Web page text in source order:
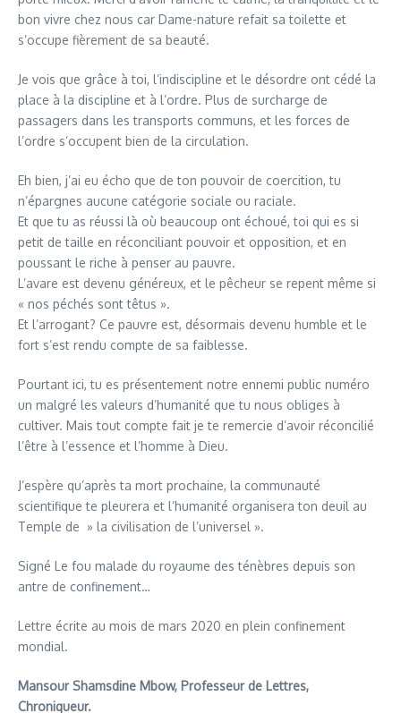
bon vivre chez nous car Dame-nature refait sa toilette et
s’occupe fièrement de sa beauté.
Je vois que grâce à toi, l’indiscipline et le désordre ont cédé la
place à la discipline et à l’ordre. Plus de surcharge de
passagers dans les transports communs, et les forces de
l’ordre s’occupent bien de la circulation.
Eh bien, j’ai eu écho que de ton pouvoir de coercition, tu
n’épargnes aucune catégorie sociale ou raciale.
Et que tu as réussi là où beaucoup ont échoué, toi qui es si
petit de taille en réconciliant pouvoir et opposition, et en
poussant le riche à penser au pauvre.
L’avare est devenu généreux, et le pêcheur se repent même si
« nos péchés sont têtus ».
Et l’arrogant? Ce pauvre est, désormais devenu humble et le
fort s’est rendu compte de sa faiblesse.
Pourtant ici, tu es présentement notre ennemi public numéro
un malgré les valeurs d’humanité que tu nous obliges à
cultiver. Mais tout compte fait je te remercie d’avoir réconcilié
l’être à l’essence et l’homme à Dieu.
J’espère qu’après ta mort prochaine, la communauté
scientifique te pleurera et l’humanité organisera ton deuil au
Temple de » la civilisation de l’universel ».
Signé Le fou malade du royaume des ténèbres depuis son
antre de confinement…
Lettre écrite au mois de mars 2020 en plein confinement
mondial.
Mansour Shamsdine Mbow, Professeur de Lettres,
Chroniqueur.